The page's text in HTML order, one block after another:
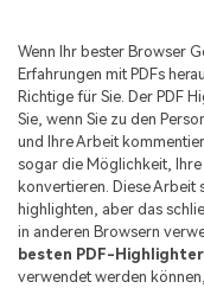
PDF-Daten
PDF freigeben
eSign PDFs
Branchen
Bildung
Was ist NEU
Benutzerhandbuch
PDFelement für
PDFelement für Mac
PDFelement für iOS
PDFelement für
Wenn Ihr bester Browser
Erfahrungen mit PDFs
Richtige für Sie. Der PDF
Sie, wenn Sie zu den
und Ihre Arbeit
sogar die Möglichkeit, Ihre
konvertieren. Diese Arbeit
highlighten, aber das
in anderen Browsern
besten PDF-
verwendet werden